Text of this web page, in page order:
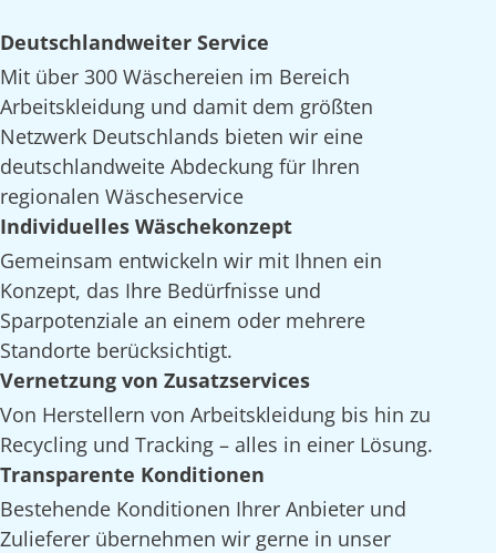
Deutschlandweiter Service
Mit über 300 Wäschereien im Bereich
Arbeitskleidung und damit dem größten
Netzwerk Deutschlands bieten wir eine
deutschlandweite Abdeckung für Ihren
regionalen Wäscheservice
Individuelles Wäschekonzept
Gemeinsam entwickeln wir mit Ihnen ein
Konzept, das Ihre Bedürfnisse und
Sparpotenziale an einem oder mehrere
Standorte berücksichtigt.
Vernetzung von Zusatzservices
Von Herstellern von Arbeitskleidung bis hin zu
Recycling und Tracking – alles in einer Lösung.
Transparente Konditionen
Bestehende Konditionen Ihrer Anbieter und
Zulieferer übernehmen wir gerne in unser